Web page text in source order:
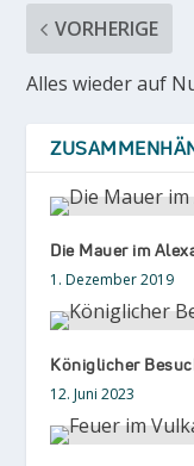
VORHERIGE
Alles wieder auf
Die Mauer im
1. Dezember 2019
Königlicher
12. Juni 2023